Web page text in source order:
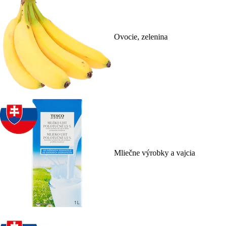
Ovocie, zelenina
Mliečne výrobky a vajcia